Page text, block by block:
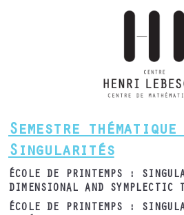
Semestre
Singularités
ÉCOLE DE PRINTEMPS :
DIMENSIONAL AND SYMPLECTIC
ÉCOLE DE PRINTEMPS :